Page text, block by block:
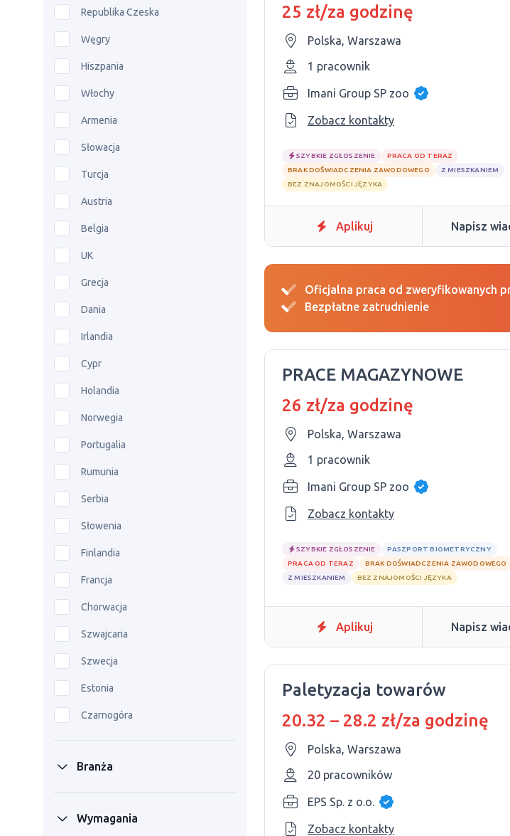
Republika Czeska
Węgry
Hiszpania
Włochy
Armenia
Słowacja
Turcja
Austria
Belgia
UK
Grecja
Dania
Irlandia
Cypr
Holandia
Norwegia
Portugalia
Rumunia
Serbia
Słowenia
Finlandia
Francja
Chorwacja
Szwajcaria
Szwecja
Estonia
Czarnogóra
Branża
Wymagania
25 zł/za godzinę
Polska, Warszawa
1 pracownik
Imani Group SP zoo
Zobacz kontakty
SZYBKIE ZGŁOSZENIE
PRACA OD TERAZ
BRAK DOŚWIADCZENIA ZAWODOWEGO
Z MIESZKANIEM
BEZ ZNAJOMOŚCI JĘZYKA
Aplikuj Napisz
Oficjalna praca od zweryfikowanych
Bezpłatne zatrudnienie
PRACE MAGAZYNOWE
26 zł/za godzinę
Polska, Warszawa
1 pracownik
Imani Group SP zoo
Zobacz kontakty
SZYBKIE ZGŁOSZENIE
PASZPORT BIOMETRYCZNY
PRACA OD TERAZ
BRAK DOŚWIADCZENIA ZAWODOWEGO
Z MIESZKANIEM
BEZ ZNAJOMOŚCI JĘZYKA
Aplikuj Napisz
Paletyzacja towarów
20.32 – 28.2 zł/za godzinę
Polska, Warszawa
20 pracowników
EPS Sp. z o.o.
Zobacz kontakty